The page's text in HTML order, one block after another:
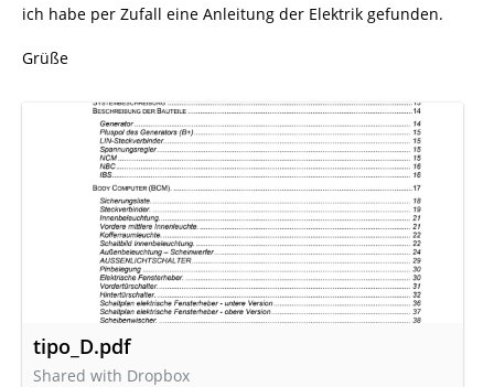
ich habe per Zufall eine Anleitung der Elektrik gefunden.
Grüße
tipo_D.pdf
Shared with Dropbox